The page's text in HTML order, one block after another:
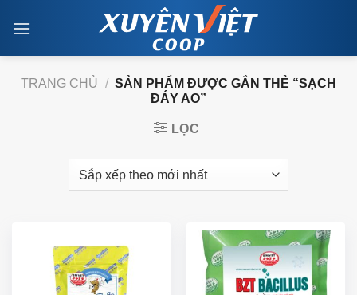
TRANG CHỦ / SẢN PHẨM ĐƯỢC GẮN THẺ “SẠCH
ĐÁY AO”
LỌC